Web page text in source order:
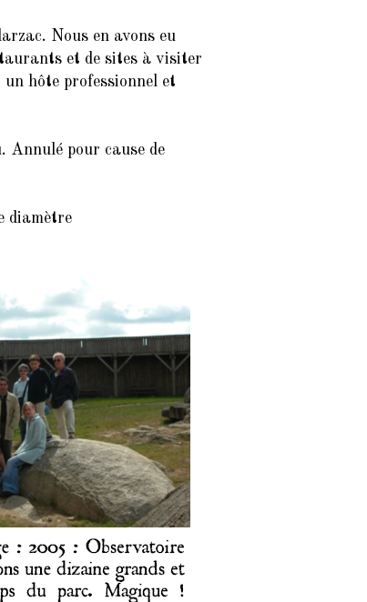
Nous en avons eu
et de sites à visiter
hôte professionnel et
Annulé pour cause de
diamètre